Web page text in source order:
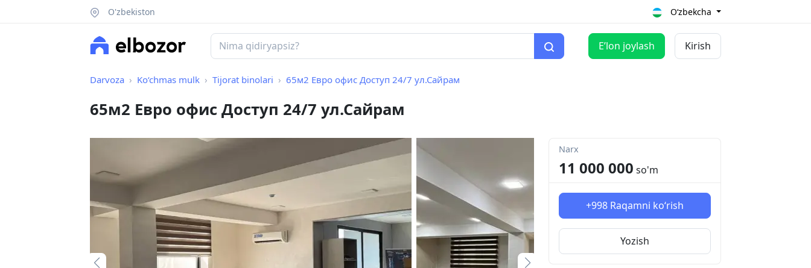
O'zbekiston O‘zbekcha
Eʼlon joylash Kirish
Darvoza Ko‘chmas mulk Tijorat binolari 65м2 Евро офис Доступ 24/7 ул.Сайрам
65м2 Евро офис Доступ 24/7 ул.Сайрам
Narx
11 000 000 so'm
+998 Raqamni ko‘rish
Yozish